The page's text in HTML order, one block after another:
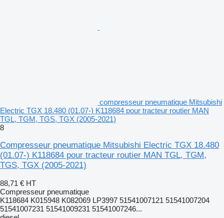
compresseur pneumatique Mitsubishi
Electric TGX 18.480 (01.07-) K118684 pour tracteur routier MAN
TGL, TGM, TGS, TGX (2005-2021)
8
Compresseur pneumatique Mitsubishi Electric TGX 18.480
(01.07-) K118684 pour tracteur routier MAN TGL, TGM,
TGS, TGX (2005-2021)
88,71 € HT
Compresseur pneumatique
K118684 K015948 K082069 LP3997 51541007121 51541007204
51541007231 51541009231 51541007246...